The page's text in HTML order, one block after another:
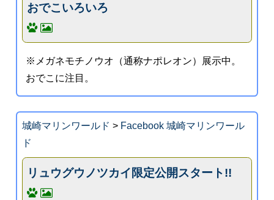
おでこいろいろ
※メガネモチノウオ（通称ナポレオン）展示中。
おでこに注目。
城崎マリンワールド > Facebook 城崎マリンワール
ド
リュウグウノツカイ限定公開スタート!!